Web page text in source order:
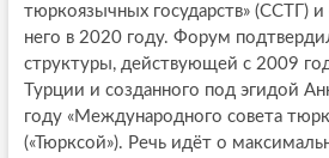
тюркоязычных государств» (ССТГ)
него в 2020 году. Форум
структуры, действующей с 2009
Турции и созданного под эгидой
году «Международного совета
(«Тюрксой»). Речь идёт о